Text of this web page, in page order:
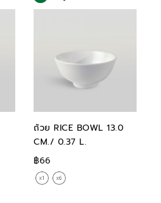
ถ้วย RICE BOWL 13.0
CM./ 0.37 L.
฿66